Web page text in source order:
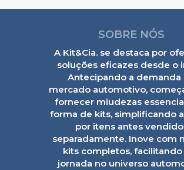
SOBRE NÓS
A Kit&Cia. se destaca por
soluções eficazes desde o
Antecipando a demanda
mercado automotivo,
fornecer miudezas
forma de kits, simplificando
por itens antes
separadamente. Inove com
kits completos, facilitando
jornada no universo